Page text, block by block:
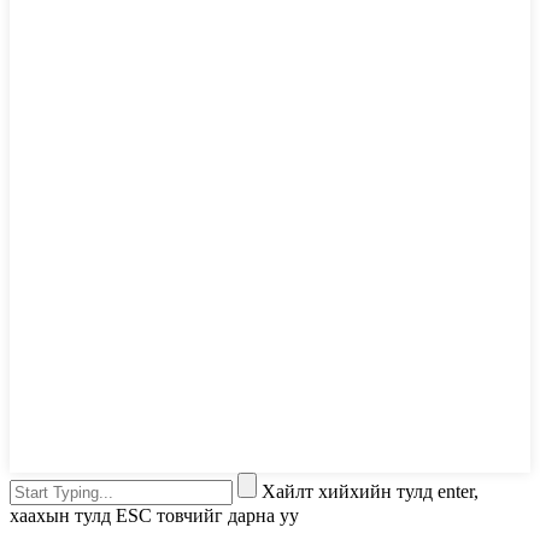
Хайлт хийхийн тулд enter,
хаахын тулд ESC товчийг дарна уу